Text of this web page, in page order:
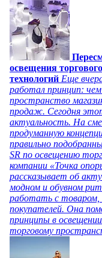
освещения
технологий Еще
работал принцип:
пространство
продаж. Сегодня
актуальность. На
продуманную
правильно
SR по освещению
компании «Точка
рассказывает об
модном и обувном
работать с товаром,
покупателей. Она
принципы в
торговому